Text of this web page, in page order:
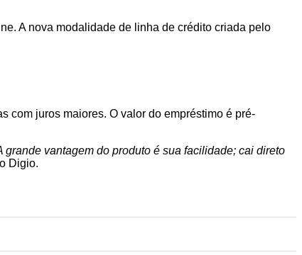
A nova modalidade de linha de crédito criada pelo
com juros maiores. O valor do empréstimo é pré-
vantagem do produto é sua facilidade; cai direto
Digio.